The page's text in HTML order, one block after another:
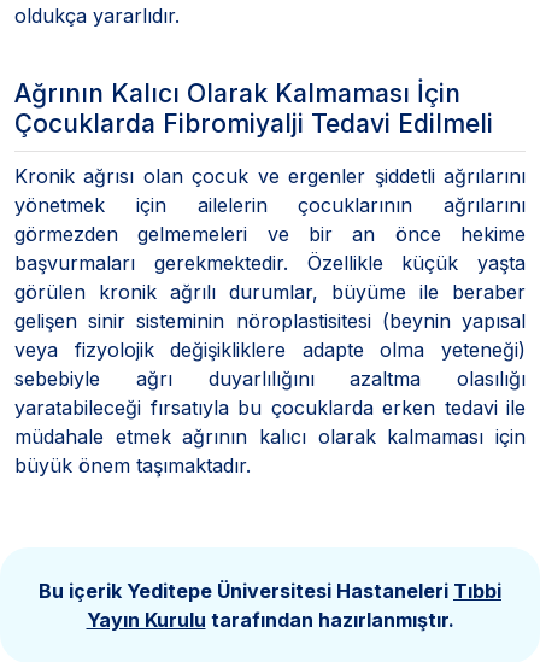
oldukça yararlıdır.
Ağrının Kalıcı Olarak Kalmaması İçin
Çocuklarda Fibromiyalji Tedavi Edilmeli
Kronik ağrısı olan çocuk ve ergenler şiddetli ağrılarını
yönetmek için ailelerin çocuklarının ağrılarını
görmezden gelmemeleri ve bir an önce hekime
başvurmaları gerekmektedir. Özellikle küçük yaşta
görülen kronik ağrılı durumlar, büyüme ile beraber
gelişen sinir sisteminin nöroplastisitesi (beynin yapısal
veya fizyolojik değişikliklere adapte olma yeteneği)
sebebiyle ağrı duyarlılığını azaltma olasılığı
yaratabileceği fırsatıyla bu çocuklarda erken tedavi ile
müdahale etmek ağrının kalıcı olarak kalmaması için
büyük önem taşımaktadır.
Bu içerik Yeditepe Üniversitesi Hastaneleri Tıbbi
Yayın Kurulu tarafından hazırlanmıştır.